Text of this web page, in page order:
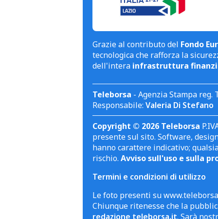
Grazie al contributo del Fondo
tecnologica che rafforza la
dell'intera infrastruttura
Teleborsa - Agenzia Stampa
Responsabile: Valeria Di Stefano
Copyright © 2026 Teleborsa
presente sul sito. Software,
hanno carattere indicativo;
rischio. Avviso sull'uso e sulla
Termini e condizioni di utilizzo
Le foto presenti su
Chiunque ritenesse che la
redazione teleborsa.it. Sarà